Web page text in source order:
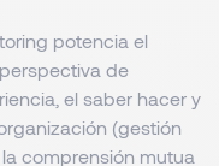
potencia el
de
el saber hacer y
(gestión
comprensión mutua